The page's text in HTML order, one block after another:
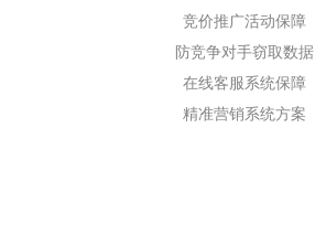
竞价推广活动保障
防竞争对手窃取数据
在线客服系统保障
精准营销系统方案